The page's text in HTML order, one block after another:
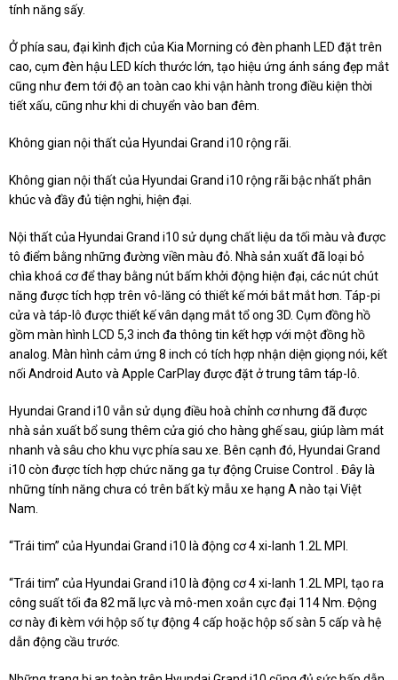
tính năng sấy.
Ở phía sau, đại kình địch của Kia Morning có đèn phanh LED đặt trên
cao, cụm đèn hậu LED kích thước lớn, tạo hiệu ứng ánh sáng đẹp mắt
cũng như đem tới độ an toàn cao khi vận hành trong điều kiện thời
tiết xấu, cũng như khi di chuyển vào ban đêm.
Không gian nội thất của Hyundai Grand i10 rộng rãi.
Không gian nội thất của Hyundai Grand i10 rộng rãi bậc nhất phân
khúc và đầy đủ tiện nghi, hiện đại.
Nội thất của Hyundai Grand i10 sử dụng chất liệu da tối màu và được
tô điểm bằng những đường viền màu đỏ. Nhà sản xuất đã loại bỏ
chìa khoá cơ để thay bằng nút bấm khởi động hiện đại, các nút chút
năng được tích hợp trên vô-lăng có thiết kế mới bắt mắt hơn. Táp-pi
cửa và táp-lô được thiết kế vân dạng mắt tổ ong 3D. Cụm đồng hồ
gồm màn hình LCD 5,3 inch đa thông tin kết hợp với một đồng hồ
analog. Màn hình cảm ứng 8 inch có tích hợp nhận diện giọng nói, kết
nối Android Auto và Apple CarPlay được đặt ở trung tâm táp-lô.
Hyundai Grand i10 vẫn sử dụng điều hoà chỉnh cơ nhưng đã được
nhà sản xuất bổ sung thêm cửa gió cho hàng ghế sau, giúp làm mát
nhanh và sâu cho khu vực phía sau xe. Bên cạnh đó, Hyundai Grand
i10 còn được tích hợp chức năng ga tự động Cruise Control . Đây là
những tính năng chưa có trên bất kỳ mẫu xe hạng A nào tại Việt
Nam.
“Trái tim” của Hyundai Grand i10 là động cơ 4 xi-lanh 1.2L MPI.
“Trái tim” của Hyundai Grand i10 là động cơ 4 xi-lanh 1.2L MPI, tạo ra
công suất tối đa 82 mã lực và mô-men xoắn cực đại 114 Nm. Động
cơ này đi kèm với hộp số tự động 4 cấp hoặc hộp số sàn 5 cấp và hệ
dẫn động cầu trước.